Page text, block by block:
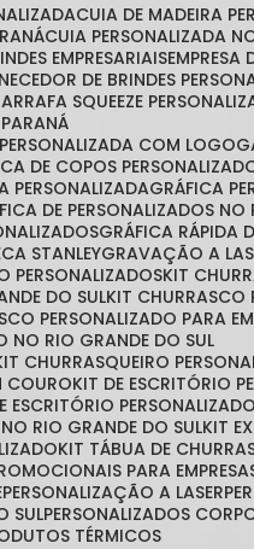
CUIA DE MADEIRA
CUIA PERSONALIZADA
EMPRESARIAIS
DE BRINDES
GARRAFA SQUEEZE
COM LOGO
DE COPOS
PERSONALIZADA
GRÁFICA
DE PERSONALIZADOS
GRÁFICA
STANLEY
GRAVAÇÃO A
PERSONALIZADOS KIT
DO SUL KIT
PERSONALIZADO PARA
NO RIO GRANDE DO SUL
KIT CHURRASQUEIRO
COURO KIT DE ESCRITÓRIO
ESCRITÓRIO
RIO GRANDE DO SUL KIT
KIT TÁBUA DE
PARA
PERSONALIZAÇÃO A LASER
SUL PERSONALIZADOS
TÉRMICOS